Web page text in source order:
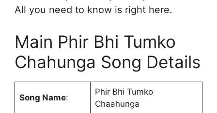
All you need to know is right here.
Main Phir Bhi Tumko
Chahunga Song Details
Song Name:
Phir Bhi Tumko
Chaahunga